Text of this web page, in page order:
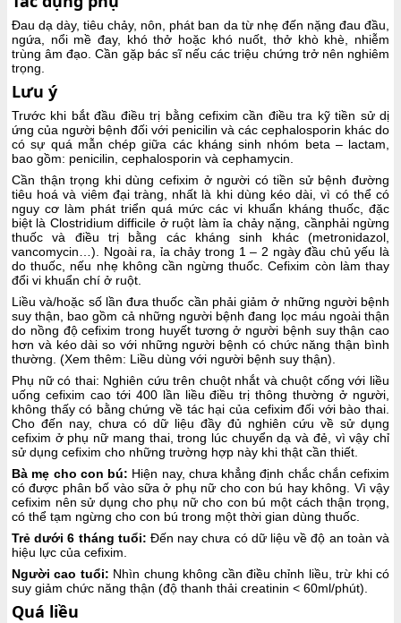
Đau dạ dày, tiêu chảy, nôn, phát ban da từ nhẹ đến nặng đau đầu,
ngứa, nổi mề đay, khó thở hoặc khó nuốt, thở khò khè, nhiễm
trùng âm đạo. Cần gặp bác sĩ nếu các triệu chứng trở nên nghiêm
trọng.
Lưu ý
Trước khi bắt đầu điều trị bằng cefixim cần điều tra kỹ tiền sử dị
ứng của người bệnh đối với penicilin và các cephalosporin khác do
có sự quá mẫn chép giữa các kháng sinh nhóm beta – lactam,
bao gồm: penicilin, cephalosporin và cephamycin.
Cần thận trọng khi dùng cefixim ở người có tiền sử bệnh đường
tiêu hoá và viêm đại tràng, nhất là khi dùng kéo dài, vì có thể có
nguy cơ làm phát triển quá mức các vi khuẩn kháng thuốc, đặc
biệt là Clostridium difficile ở ruột làm ỉa chảy nặng, cầnphải ngừng
thuốc và điều trị bằng các kháng sinh khác (metronidazol,
vancomycin…). Ngoài ra, ỉa chảy trong 1 – 2 ngày đầu chủ yếu là
do thuốc, nếu nhẹ không cần ngừng thuốc. Cefixim còn làm thay
đổi vi khuẩn chí ở ruột.
Liều và/hoặc số lần đưa thuốc cần phải giảm ở những người bệnh
suy thận, bao gồm cả những người bệnh đang lọc máu ngoài thận
do nồng độ cefixim trong huyết tương ở người bệnh suy thận cao
hơn và kéo dài so với những người bệnh có chức năng thận bình
thường. (Xem thêm: Liều dùng với người bệnh suy thận).
Phụ nữ có thai: Nghiên cứu trên chuột nhắt và chuột cống với liều
uống cefixim cao tới 400 lần liều điều trị thông thường ở người,
không thấy có bằng chứng về tác hại của cefixim đối với bào thai.
Cho đến nay, chưa có dữ liệu đầy đủ nghiên cứu về sử dụng
cefixim ở phụ nữ mang thai, trong lúc chuyển dạ và đẻ, vì vậy chỉ
sử dụng cefixim cho những trường hợp này khi thật cần thiết.
Bà mẹ cho con bú: Hiện nay, chưa khẳng định chắc chắn cefixim
có được phân bố vào sữa ở phụ nữ cho con bú hay không. Vì vậy
cefixim nên sử dụng cho phụ nữ cho con bú một cách thận trọng,
có thể tạm ngừng cho con bú trong một thời gian dùng thuốc.
Trẻ dưới 6 tháng tuổi: Đến nay chưa có dữ liệu về độ an toàn và
hiệu lực của cefixim.
Người cao tuổi: Nhìn chung không cần điều chỉnh liều, trừ khi có
suy giảm chức năng thận (độ thanh thải creatinin < 60ml/phút).
Quá liều